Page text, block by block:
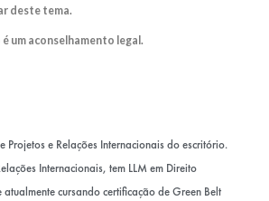
deste tema.
um aconselhamento legal.
Projetos e Relações Internacionais do escritório.
Internacionais, tem LLM em Direito
atualmente cursando certificação de Green Belt